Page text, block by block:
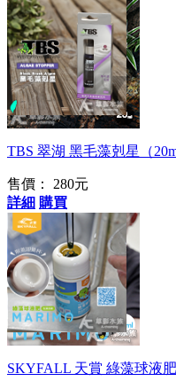
強力驅逐黑毛！
TBS 翠湖 黑毛藻剋星（
售價：
280元
詳細 購買
加快成長速度
SKYFALL 天賞 綠藻球液肥